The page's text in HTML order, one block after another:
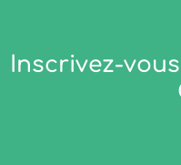
Inscrivez-